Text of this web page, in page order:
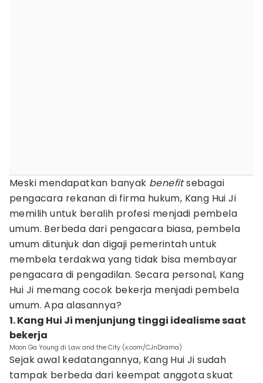
Meski mendapatkan banyak benefitsebagai
pengacara rekanan di firma hukum, Kang Hui Ji
memilih untuk beralih profesi menjadi pembela
umum. Berbeda dari pengacara biasa, pembela
umum ditunjuk dan digaji pemerintah untuk
membela terdakwa yang tidak bisa membayar
pengacara di pengadilan. Secara personal, Kang
Hui Ji memang cocok bekerja menjadi pembela
umum. Apa alasannya?
1. Kang Hui Ji menjunjung tinggi idealisme saat
bekerja
Moon Ga Young di Law and the City (x.com/CJnDrama)
Sejak awal kedatangannya, Kang Hui Ji sudah
tampak berbeda dari keempat anggota skuat